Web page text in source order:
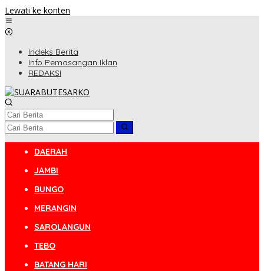
Lewati ke konten
Indeks Berita
Info Pemasangan Iklan
REDAKSI
DAERAH
JAMBI
BUNGO
MERANGIN
SAROLANGUN
TEBO
BATANG HARI